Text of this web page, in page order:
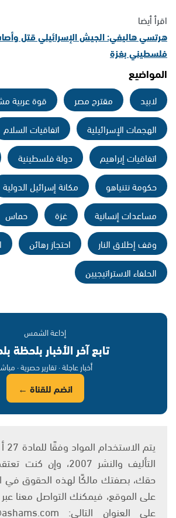
اقرأ أيضا
فلسطيني بغزة
المواضيع
لابيد مقترح مصر
قوة عربية
الهجمات الإسرائيلية
اتفاقيات السلام
اتفاقيات إبراهيم
دولة فلسطينية
حكومة نتنياهو
مكانة إسرائيل الدولية
مساعدات إنسانية
غزة
حماس
وقف إطلاق النار
احتجاز رهائن
الحلفاء الاستراتيجيين
إذاعة الشمس
تابع آخر الأخبار بلحظة
أخبار عاجلة · تقارير حصرية ·
انضم للقناة ←
التأليف والنشر 2007،
حقك، بصفتك مالكًا لهذه الحقوق في
على الموقع، فيمكنك التواصل معنا عبر